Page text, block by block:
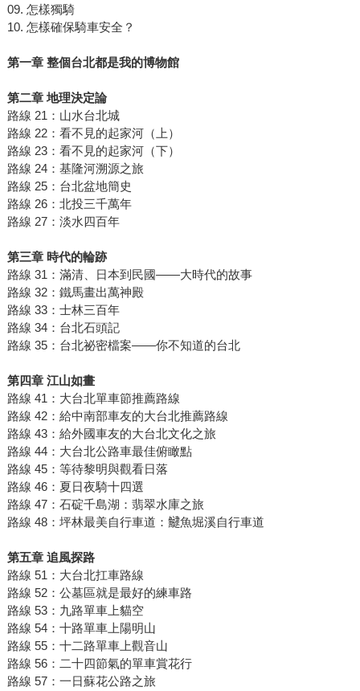
09. 怎樣獨騎
10. 怎樣確保騎車安全？
第一章 整個台北都是我的博物館
第二章 地理決定論
路線 21：山水台北城
路線 22：看不見的起家河（上）
路線 23：看不見的起家河（下）
路線 24：基隆河溯源之旅
路線 25：台北盆地簡史
路線 26：北投三千萬年
路線 27：淡水四百年
第三章 時代的輪跡
路線 31：滿清、日本到民國——大時代的故事
路線 32：鐵馬畫出萬神殿
路線 33：士林三百年
路線 34：台北石頭記
路線 35：台北祕密檔案——你不知道的台北
第四章 江山如畫
路線 41：大台北單車節推薦路線
路線 42：給中南部車友的大台北推薦路線
路線 43：給外國車友的大台北文化之旅
路線 44：大台北公路車最佳俯瞰點
路線 45：等待黎明與觀看日落
路線 46：夏日夜騎十四選
路線 47：石碇千島湖：翡翠水庫之旅
路線 48：坪林最美自行車道：𩻸魚堀溪自行車道
第五章 追風探路
路線 51：大台北扛車路線
路線 52：公墓區就是最好的練車路
路線 53：九路單車上貓空
路線 54：十路單車上陽明山
路線 55：十二路單車上觀音山
路線 56：二十四節氣的單車賞花行
路線 57：一日蘇花公路之旅